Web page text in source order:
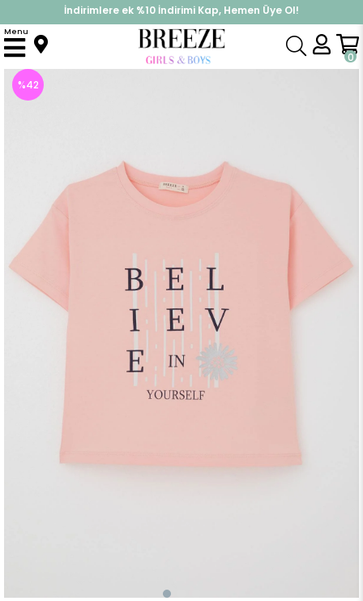
%30 Sepette Yaz İndirimi, Hemen Al!
İndirimlere ek %10 İndirimi Kap, Hemen Üye Ol!
0
Menu
Anasayfa Üst Giyim Tişört
%42